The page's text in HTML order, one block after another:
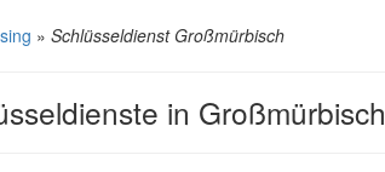
» Schlüsseldienst Großmürbisch
in Großmürbisch